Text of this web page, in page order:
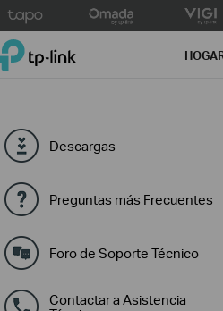
TP-Link, Reliably Smart
Descargas
Preguntas más Frecuentes
Foro de Soporte Técnico
Contactar a Asistencia